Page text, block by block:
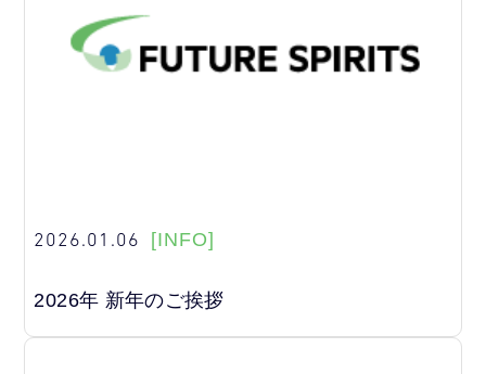
2026.01.06 [INFO]
2026年 新年のご挨拶